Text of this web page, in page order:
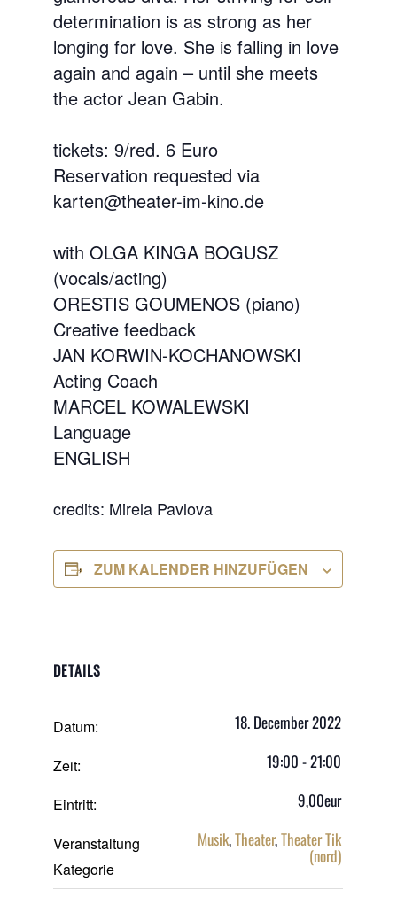
determination is as strong as her
longing for love. She is falling in love
again and again – until she meets
the actor Jean Gabin.
tickets: 9/red. 6 Euro
Reservation requested via
karten@theater-im-kino.de
with OLGA KINGA BOGUSZ
(vocals/acting)
ORESTIS GOUMENOS (piano)
Creative feedback
JAN KORWIN-KOCHANOWSKI
Acting Coach
MARCEL KOWALEWSKI
Language
ENGLISH
credits: Mirela Pavlova
ZUM KALENDER HINZUFÜGEN
DETAILS
Datum: 18. December 2022
Zeit: 19:00 - 21:00
Eintritt: 9,00eur
Veranstaltung
Kategorie
Musik,Theater,Theater Tik
(nord)